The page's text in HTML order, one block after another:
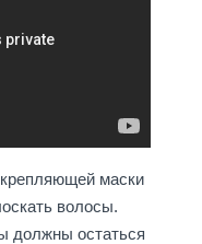
маски
волосы.
должны остаться